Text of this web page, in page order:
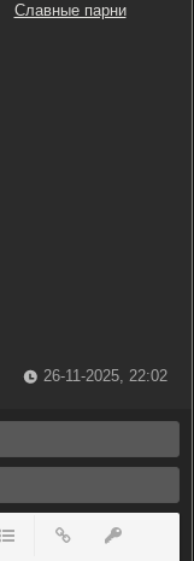
Славные парни
26-11-2025, 22:02